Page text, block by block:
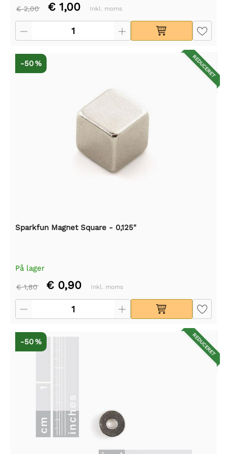
€ 2,00 € 1,00 Inkl. moms
REDUCERET
-50 %
Sparkfun Magnet Square - 0,125"
På lager
€ 1,80 € 0,90 Inkl. moms
REDUCERET
-50 %